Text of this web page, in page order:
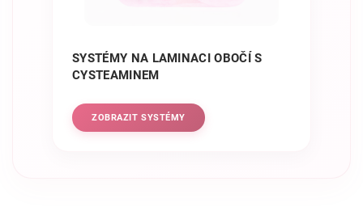
SYSTÉMY NA LAMINACI OBOČÍ S
CYSTEAMINEM
ZOBRAZIT SYSTÉMY